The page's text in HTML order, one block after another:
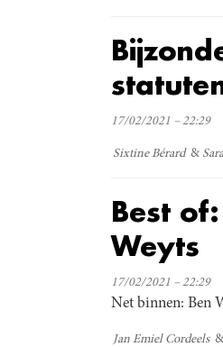
17/02/2021 – 22:29
Sixtine Bérard
Best
Weyts
17/02/2021 – 22:29
Net binnen: Ben
Jan Emiel Cordeels